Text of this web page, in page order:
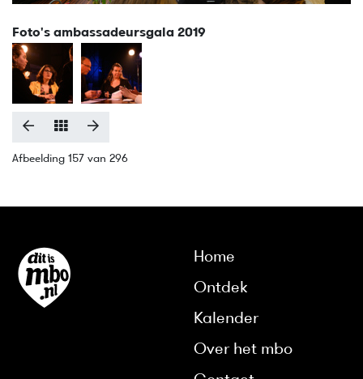
Foto's ambassadeursgala 2019
Afbeelding 157 van 296
Home
Ontdek
Kalender
Over het mbo